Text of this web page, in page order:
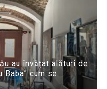
au învățat alături de
Baba” cum se